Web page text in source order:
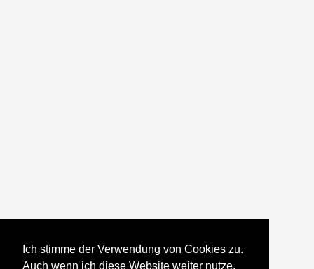
Ich stimme der Verwendung von Cookies zu.
Auch wenn ich diese Website weiter nutze,